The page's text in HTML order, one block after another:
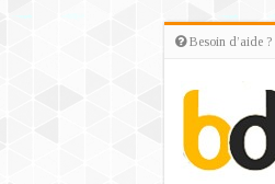
Besoin d’aide ?